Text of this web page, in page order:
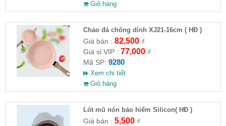
Giỏ hàng
Chảo đá chống dính XJ21-16cm ( HĐ )
Giá bán : 82,500₫
Giá sỉ VIP : 77,000₫
Mã SP: 9280
Xem chi tiết
Giỏ hàng
Lót mũ nón bảo hiểm Silicon( HĐ )
Giá bán : 5,500₫